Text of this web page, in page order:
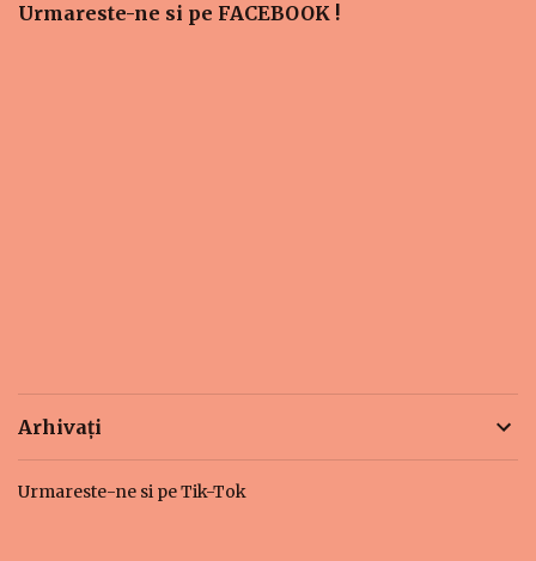
Urmareste-ne si pe FACEBOOK !
Arhivați
Urmareste-ne si pe Tik-Tok